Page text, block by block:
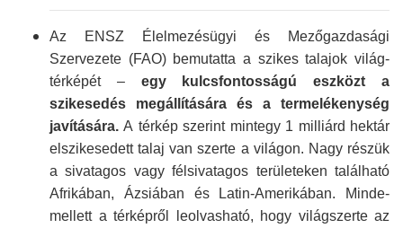
Az ENSZ Élelmezés­ügyi és Mező­gazdasági
Szervezete (FAO) bemutatta a szikes talajok világ­
térképét – egy kulcs­fontosságú eszközt a
szikesedés megállí­tására és a termelé­kenység
javítására.A térkép szerint mintegy 1 milliárd hektár
elszike­sedett talaj van szerte a világon. Nagy részük
a sivatagos vagy fél­sivatagos terüle­teken található
Afrikában, Ázsiában és Latin-Ameri­kában. Minde­
mellett a térképről leolvasható, hogy világszerte az